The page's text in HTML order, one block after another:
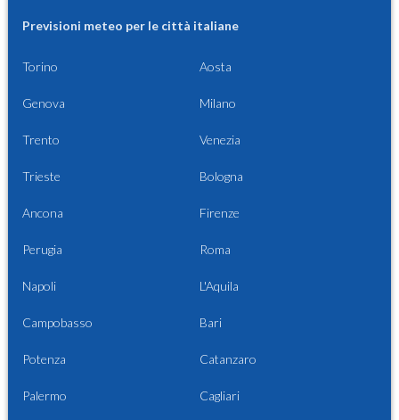
Previsioni meteo per le città italiane
Torino Aosta
Genova Milano
Trento Venezia
Trieste Bologna
Ancona Firenze
Perugia Roma
Napoli L'Aquila
Campobasso Bari
Potenza Catanzaro
Palermo Cagliari